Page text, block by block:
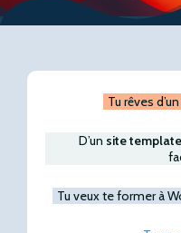
Tu rêves d’un
D’un site template
Tu veux te former à